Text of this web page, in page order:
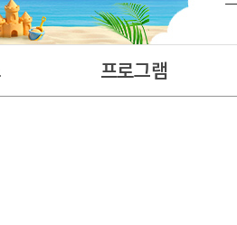
프로그램